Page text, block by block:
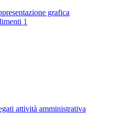
grafica
1
attività amministrativa